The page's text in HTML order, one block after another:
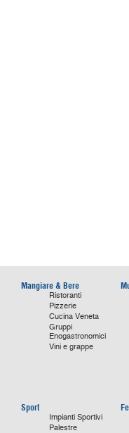
Mangiare & Bere
Ristoranti
Pizzerie
Cucina Veneta
Gruppi
Enogastronomici
Vini e grappe
Sport
Impianti Sportivi
Palestre